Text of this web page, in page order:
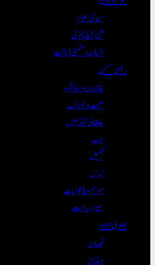
سماجی علوم
فن/ٹیکنالوجی
انسان و مشینی ذہانت
رہن سہن
خاندان و معاشرہ
صحت و خوراک
علاقائی تہذیبیں
طب
کھیل
لباس
موسم و ماحولیات
سیر و سیاحت
بصری مواد
تصاویر
ویڈیوز